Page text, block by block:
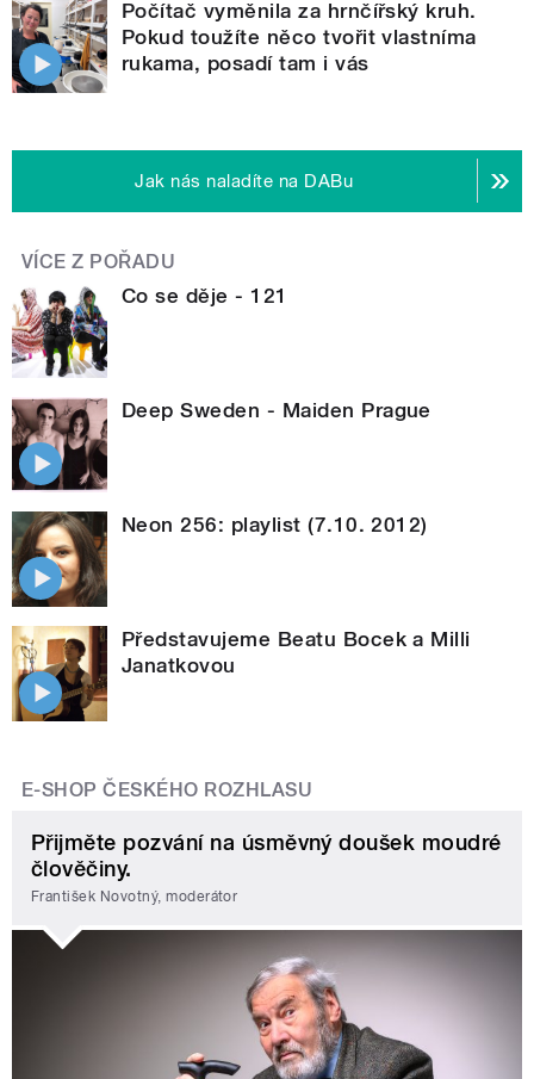
Počítač vyměnila za hrnčířský kruh.
Pokud toužíte něco tvořit vlastníma
rukama, posadí tam i vás
Jak nás naladíte na DABu
VÍCE Z POŘADU
Co se děje - 121
Deep Sweden - Maiden Prague
Neon 256: playlist (7.10. 2012)
Představujeme Beatu Bocek a Milli
Janatkovou
E-SHOP ČESKÉHO ROZHLASU
Přijměte pozvání na úsměvný doušek moudré
člověčiny.
František Novotný, moderátor